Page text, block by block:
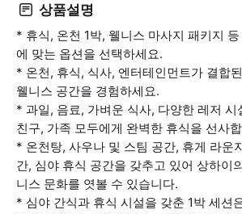
상품설명
* 휴식, 온천 1박, 웰니스 마사지 패키지
에 맞는 옵션을 선택하세요.
* 온천, 휴식, 식사, 엔터테인먼트가 결합
웰니스 공간을 경험하세요.
* 과일, 음료, 가벼운 식사, 다양한 레저 시
친구, 가족 모두에게 완벽한 휴식을 선사
* 온천탕, 사우나 및 스팀 공간, 휴게 라운
간, 심야 휴식 공간을 갖추고 있어 상하이
니스 문화를 엿볼 수 있습니다.
* 심야 간식과 휴식 시설을 갖춘 1박 세션